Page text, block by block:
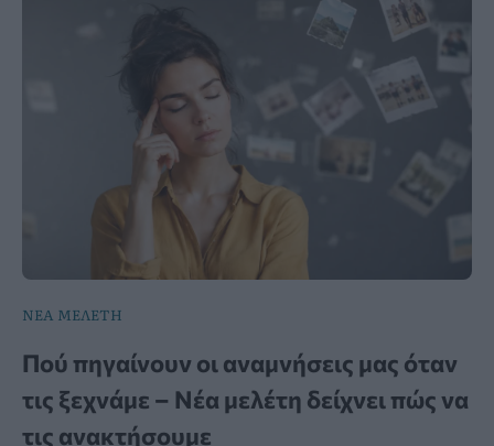
ΝΕΑ ΜΕΛΕΤΗ
Πού πηγαίνουν οι αναμνήσεις μας όταν
τις ξεχνάμε – Νέα μελέτη δείχνει πώς να
τις ανακτήσουμε